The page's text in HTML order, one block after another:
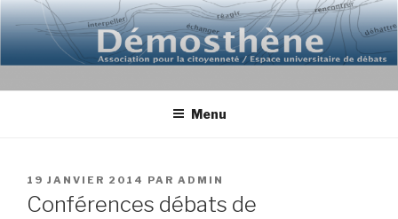
Aller
au
Menu
PUBLIÉ
LE
19 JANVIER 2014 PAR ADMIN
Conférences débats de